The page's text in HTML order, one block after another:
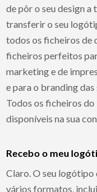
de pôr o seu design
transferir o seu
todos os ficheiros de
ficheiros perfeitos
marketing e de
e para o branding das
Todos os ficheiros
disponíveis na sua
Recebo o meu
Claro. O seu logótipo
vários formatos,